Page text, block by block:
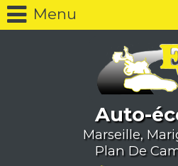
Menu
Auto-
Marseille,
Plan De